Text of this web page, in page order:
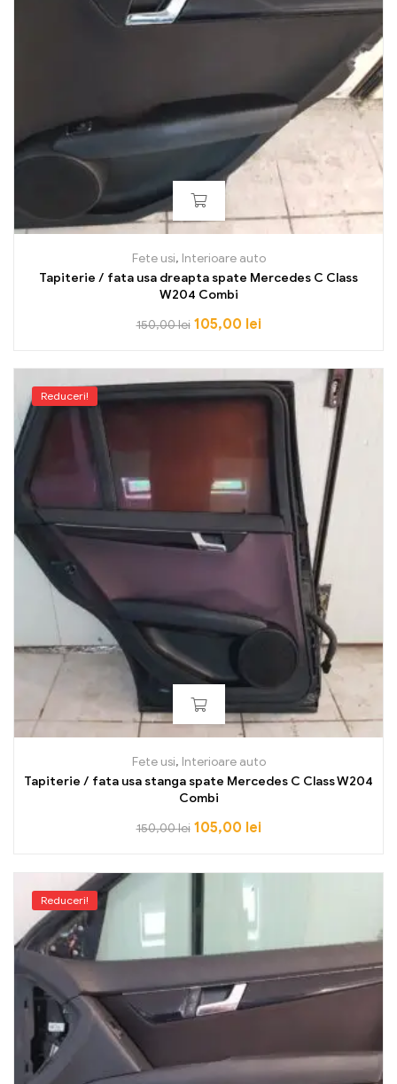
Fete usi, Interioare auto
Tapiterie / fata usa dreapta spate Mercedes C Class
W204 Combi
150,00lei 105,00 lei
Reduceri!
Fete usi, Interioare auto
Tapiterie / fata usa stanga spate Mercedes C Class W204
Combi
150,00lei 105,00 lei
Reduceri!